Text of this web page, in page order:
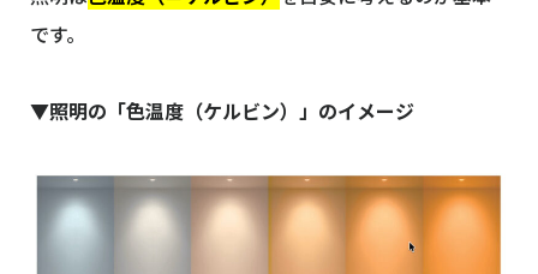
です。
▼照明の「色温度（ケルビン）」のイメージ